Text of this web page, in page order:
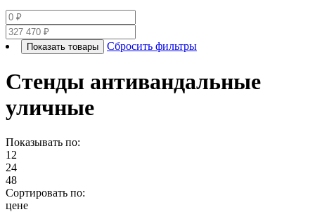
Показать товары Сбросить фильтры
Стенды антивандальные
уличные
Показывать по:
12
24
48
Сортировать по:
цене